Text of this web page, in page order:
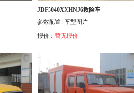
JDF5040XXHNJ6救险车
参数配置 车型图片
报价： 暂无报价